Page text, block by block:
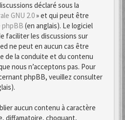
déclaré sous la
GNU 2.0» et qui peut être
phpBB (en anglais). Le logiciel
faciliter les discussions sur
ne peut en aucun cas être
de la conduite et du contenu
nous n’acceptons pas. Pour
phpBB, veuillez consulter
aucun contenu à caractère
diffamatoire, choquant,